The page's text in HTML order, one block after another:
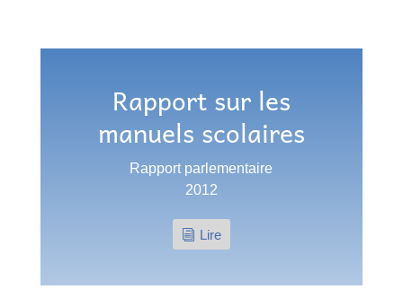
Rapport sur les
manuels scolaires
Rapport parlementaire
2012
Lire